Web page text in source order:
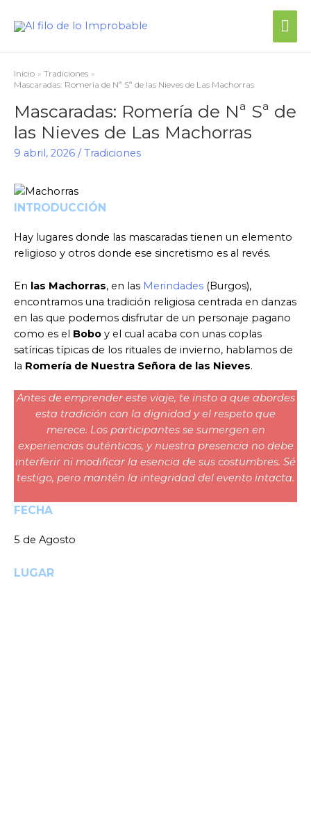
Inicio
Tradiciones
Mascaradas: Romería de Nª Sª de las Nieves de Las Machorras
Mascaradas: Romería de Nª Sª de
las Nieves de Las Machorras
9 abril, 2026 /Tradiciones
INTRODUCCIÓN
Hay lugares donde las mascaradas tienen un elemento
religioso y otros donde ese sincretismo es al revés.
En las Machorras, en las Merindades (Burgos),
encontramos una tradición religiosa centrada en danzas
en las que podemos disfrutar de un personaje pagano
como es el Bobo y el cual acaba con unas coplas
satíricas típicas de los rituales de invierno, hablamos de
la Romería de Nuestra Señora de las Nieves.
Antes de emprender este viaje, te insto a que abordes
esta tradición con la dignidad y el respeto que
merece. Los participantes se sumergen en
experiencias auténticas, y nuestra presencia no debe
interferir ni modificar la esencia de sus costumbres. Sé
testigo, pero mantén la integridad del evento intacta.
FECHA
5 de Agosto
LUGAR